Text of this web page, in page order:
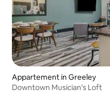
Appartement in Greeley
Downtown Musician's Loft